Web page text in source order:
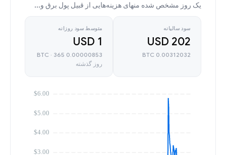
یک روز مشخص شده منهای هزینه‌هایی از قبیل پول برق و...
سود سالیانه
202 USD
0.00312032 BTC
متوسط سود روزانه
1 USD
0.00000853 BTC · 365
روز گذشته